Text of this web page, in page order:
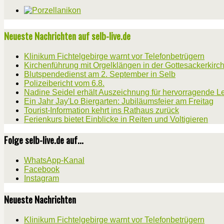
Neueste Nachrichten auf selb-live.de
Klinikum Fichtelgebirge warnt vor Telefonbetrügern
Kirchenführung mit Orgelklängen in der
Blutspendedienst am 2. September in Selb
Polizeibericht vom 6.8.
Nadine Seidel erhält Auszeichnung für hervorragende
Ein Jahr Jay'Lo Biergarten: Jubiläumsfeier am Freitag
Tourist-Information kehrt ins Rathaus zurück
Ferienkurs bietet Einblicke in Reiten und Voltigieren
Folge selb-live.de auf...
WhatsApp-Kanal
Facebook
Instagram
Neueste Nachrichten
Klinikum Fichtelgebirge warnt vor Telefonbetrügern